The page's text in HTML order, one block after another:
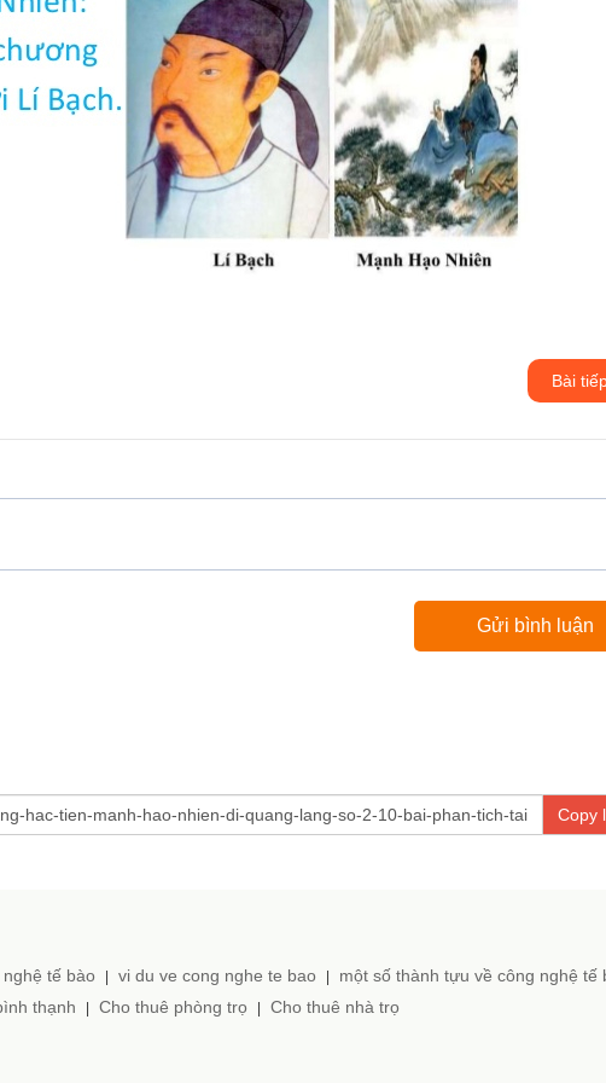
Bài
Copy
tế bào vi du ve cong nghe te bao
một số thành tựu về công nghệ tế
thạnh Cho thuê phòng trọ Cho thuê nhà trọ